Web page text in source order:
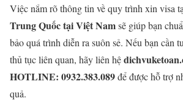
Việc nắm rõ thông tin về quy trình xin visa
Trung Quốc tại Việt Namsẽ giúp bạn
bảo quá trình diễn ra suôn sẻ. Nếu bạn cần
thủ tục liên quan, hãy liên hệ
HOTLINE: 0932.383.089để được hỗ trợ
quả.